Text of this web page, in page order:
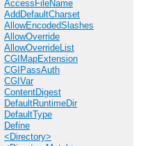
AccessFileName
AddDefaultCharset
AllowEncodedSlashes
AllowOverride
AllowOverrideList
CGIMapExtension
CGIPassAuth
CGIVar
ContentDigest
DefaultRuntimeDir
DefaultType
Define
<Directory>